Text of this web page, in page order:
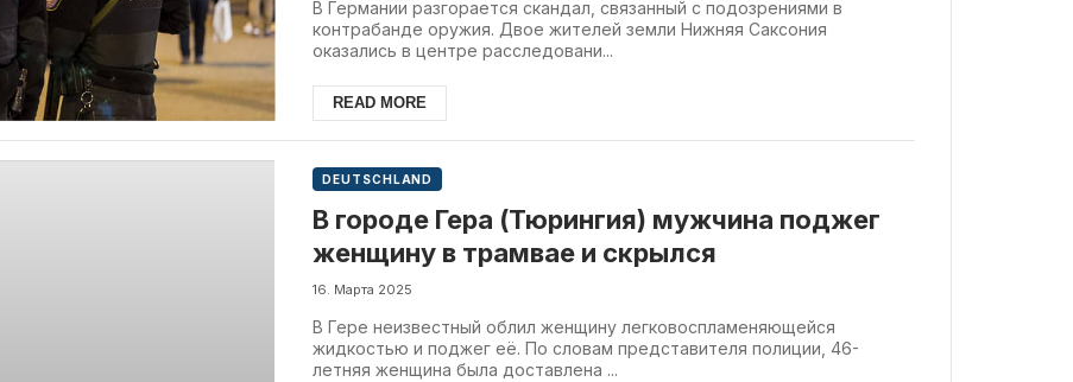
В Германии разгорается скандал, связанный с подозрениями в
контрабанде оружия. Двое жителей земли Нижняя Саксония
оказались в центре расследовани...
READ MORE
DEUTSCHLAND
В городе Гера (Тюрингия) мужчина поджег
женщину в трамвае и скрылся
16. Марта 2025
В Гере неизвестный облил женщину легковоспламеняющейся
жидкостью и поджег её. По словам представителя полиции, 46-
летняя женщина была доставлена ...